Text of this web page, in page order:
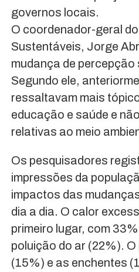
governos locais.
O coordenador-geral
Sustentáveis, Jorge
mudança de percepção
Segundo ele,
ressaltavam mais
educação e saúde e
relativas ao meio
Os pesquisadores
impressões da
impactos das
dia a dia. O calor
primeiro lugar, com
poluição do ar (22%).
(15%) e as enchentes